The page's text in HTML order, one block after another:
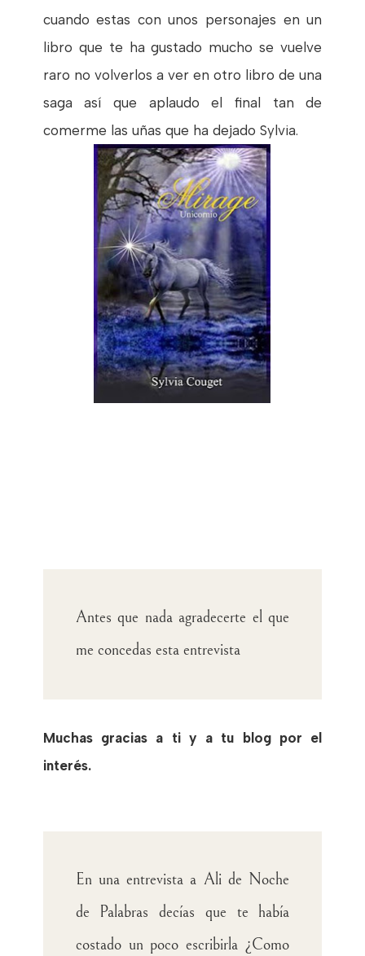
cuando estas con unos personajes en un
libro que te ha gustado mucho se vuelve
raro no volverlos a ver en otro libro de una
saga así que aplaudo el final tan de
comerme las uñas que ha dejado Sylvia.
Antes que nada agradecerte el que
me concedas esta entrevista
Muchas gracias a ti y a tu blog por el
interés.
En una entrevista a Ali de Noche
de Palabras decías que te había
costado un poco escribirla ¿Como